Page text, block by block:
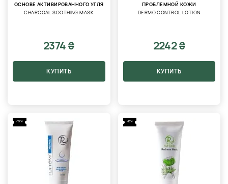
ОСНОВЕ АКТИВИРОВАННОГО УГЛЯ
CHARCOAL SOOTHING MASK
2374 ₴
КУПИТЬ
ПРОБЛЕМНОЙ КОЖИ
DERMO CONTROL LOTION
2242 ₴
КУПИТЬ
-15% -15%